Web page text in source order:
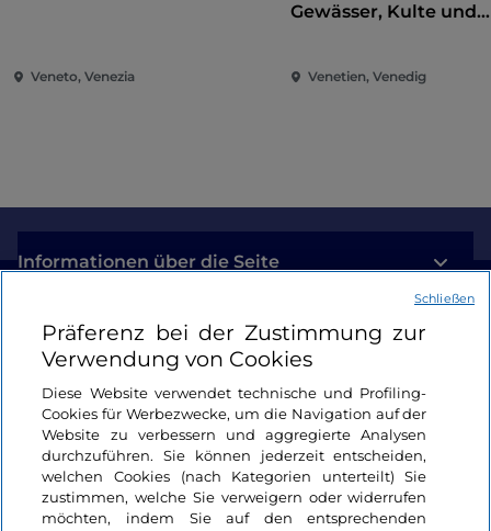
Veneto, Venezia
Gewässer, Kulte und
Venetien, Venedig
Informationen über die Seite
Nützliche Links
Login
Bleiben wir in Kontakt
Präferenz bei der Zustimmung zur
Verwendung von Cookies
Diese Website verwendet technische und Profiling-
Cookies für Werbezwecke, um die Navigation auf der
Website zu verbessern und aggregierte Analysen
durchzuführen. Sie können jederzeit entscheiden,
welchen Cookies (nach Kategorien unterteilt) Sie
zustimmen, welche Sie verweigern oder widerrufen
möchten, indem Sie auf den entsprechenden
Schließen